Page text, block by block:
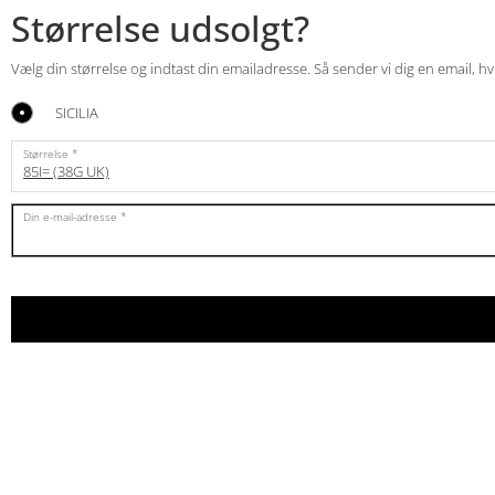
Størrelse udsolgt?
Vælg din størrelse og indtast din emailadresse. Så sender vi dig en email,
SICILIA
85I= (38G UK)
Størrelse
Din e-mail-adresse